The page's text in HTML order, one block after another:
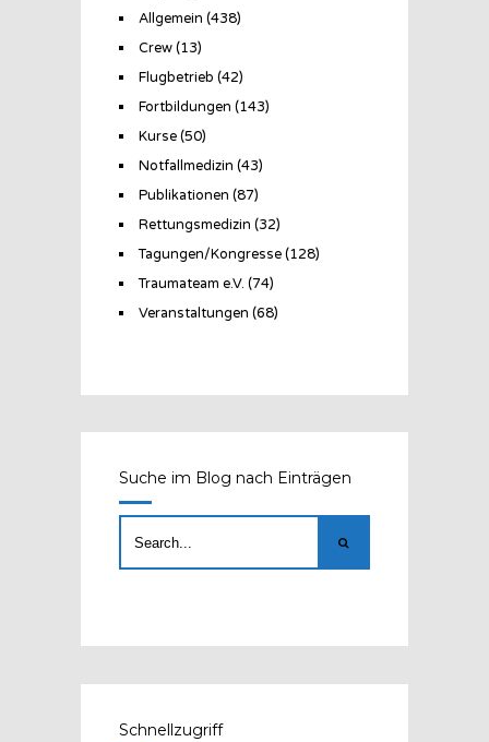
Allgemein (438)
Crew(13)
Flugbetrieb (42)
Fortbildungen (143)
Kurse(50)
Notfallmedizin (43)
Publikationen (87)
Rettungsmedizin (32)
Tagungen/Kongresse(128)
Traumateam e.V. (74)
Veranstaltungen (68)
Suche im Blog nach Einträgen
Schnellzugriff